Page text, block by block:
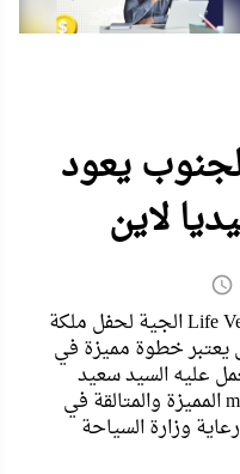
يعود
يستعد لبنان في ٢٦ أيلول في Life Venue الجية لحفل ملكة
يعتبر خطوة مميزة في
عليه السيد سعيد
ضاهر صاحب media line production المميزة والمتالقة في
وزارة السياحة